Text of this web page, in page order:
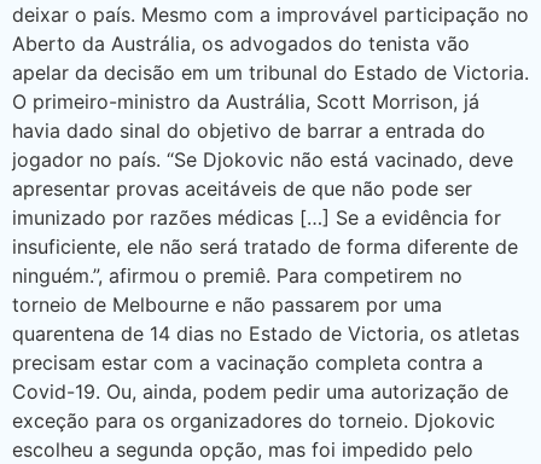
deixar o país. Mesmo com a improvável participação no
Aberto da Austrália, os advogados do tenista vão
apelar da decisão em um tribunal do Estado de Victoria.
O primeiro-ministro da Austrália, Scott Morrison, já
havia dado sinal do objetivo de barrar a entrada do
jogador no país. “Se Djokovic não está vacinado, deve
apresentar provas aceitáveis de que não pode ser
imunizado por razões médicas […] Se a evidência for
insuficiente, ele não será tratado de forma diferente de
ninguém.”, afirmou o premiê. Para competirem no
torneio de Melbourne e não passarem por uma
quarentena de 14 dias no Estado de Victoria, os atletas
precisam estar com a vacinação completa contra a
Covid-19. Ou, ainda, podem pedir uma autorização de
exceção para os organizadores do torneio. Djokovic
escolheu a segunda opção, mas foi impedido pelo